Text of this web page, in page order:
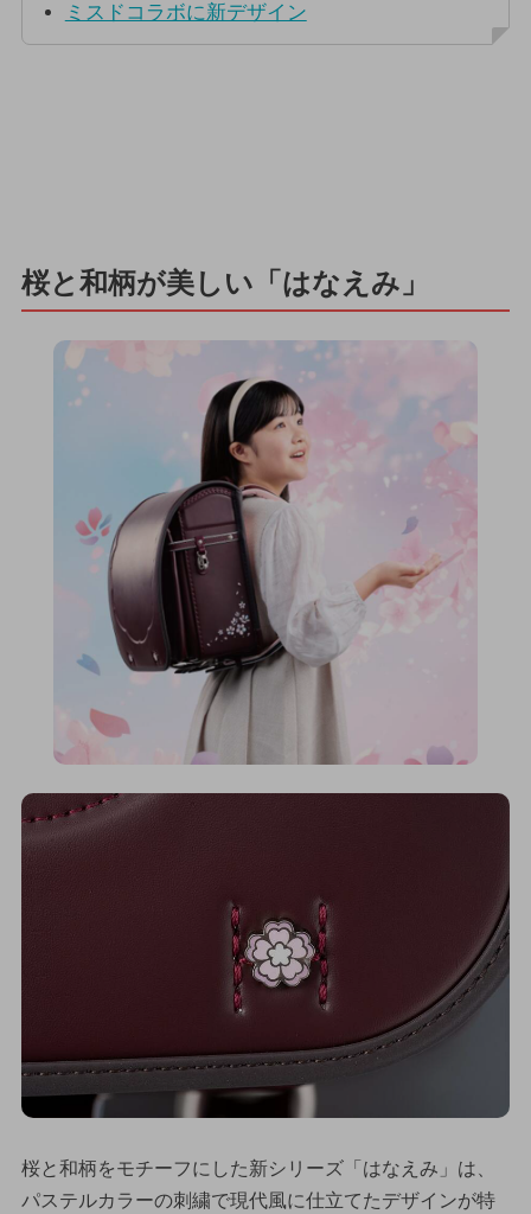
ミスドコラボに新デザイン
桜と和柄が美しい「はなえみ」
桜と和柄をモチーフにした新シリーズ「はなえみ」は、
パステルカラーの刺繍で現代風に仕立てたデザインが特